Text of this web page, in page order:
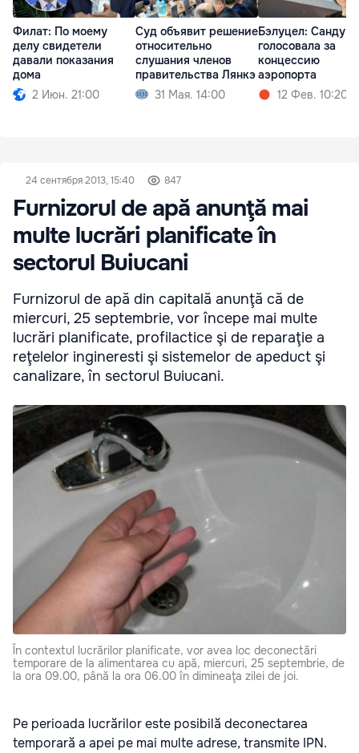
Филат: По моему
делу свидетели
давали показания
дома
2 Июн. 21:00
Суд объявит решение
относительно
слушания членов
правительства Лянкэ
31 Мая. 14:00
Бэлуцел: Санду
голосовала за
концессию
аэропорта
12 Фев. 10:20
24 сентября 2013, 15:40 847
Furnizorul de apă anunţă mai
multe lucrări planificate în
sectorul Buiucani
Furnizorul de apă din capitală anunţă că de
miercuri, 25 septembrie, vor începe mai multe
lucrări planificate, profilactice şi de reparaţie a
reţelelor ingineresti şi sistemelor de apeduct şi
canalizare, în sectorul Buiucani.
În contextul lucrărilor planificate, vor avea loc deconectări
temporare de la alimentarea cu apă, miercuri, 25 septembrie, de
la ora 09.00, până la ora 06.00 în dimineaţa zilei de joi.
Pe perioada lucrărilor este posibilă deconectarea
temporară a apei pe mai multe adrese, transmite IPN.